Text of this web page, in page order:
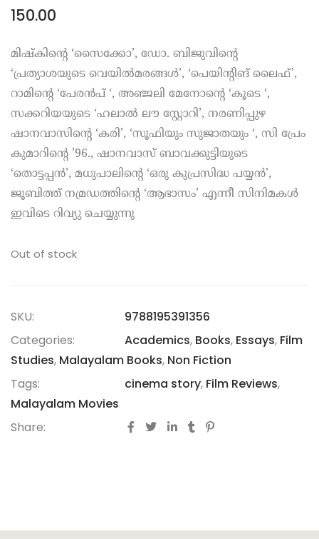
150.00
മിഷ്കിൻ്റെ ‘സൈക്കോ’, ഡോ. ബിജുവിൻ്റെ
‘പ്രത്യാശയുടെ വെയിൽമരങ്ങൾ’, ‘പെയിൻ്റിങ് ലൈഫ്’,
റാമിൻ്റെ ‘പേരൻപ് ‘, അഞ്ജലി മേനോൻ്റെ ‘കൂടെ ‘,
സക്കറിയയുടെ ‘ഹലാൽ ലൗ സ്റ്റോറി’, നരണിപ്പുഴ
ഷാനവാസിൻ്റെ ‘കരി’, ‘സൂഫിയും സുജാതയും ‘, സി പ്രേം
കുമാറിൻ്റെ ’96., ഷാനവാസ് ബാവക്കുട്ടിയുടെ
‘തൊട്ടപ്പൻ’, മധുപാലിൻ്റെ ‘ഒരു കുപ്രസിദ്ധ പയ്യൻ’,
ജൂബിത്ത് നമ്രഡത്തിൻ്റെ ‘ആഭാസം’ എന്നീ സിനിമകൾ
ഇവിടെ റിവ്യു ചെയ്യുന്നു
Out of stock
SKU:
9788195391356
Categories:
Academics, Books, Essays, Film
Studies, Malayalam Books, Non Fiction
Tags:
cinema story, Film Reviews,
Malayalam Movies
Share: